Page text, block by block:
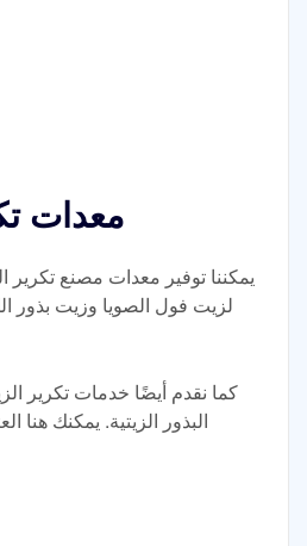
معدات
لزيت فول الصويا وزيت بذور
كما نقدم أيضًا خدمات تكرير
البذور الزيتية. يمكنك